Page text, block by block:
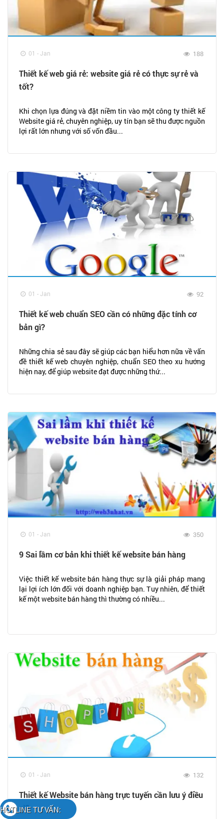
01 - Jan 188
Thiết kế web giá rẻ: website giá rẻ có thực sự rẻ và
tốt?
Khi chọn lựa đúng và đặt niềm tin vào một công ty thiết kế
Website giá rẻ, chuyên nghiệp, uy tín bạn sẽ thu được nguồn
lợi rất lớn nhưng với số vốn đầu...
01 - Jan 92
Thiết kế web chuẩn SEO cần có những đặc tính cơ
bản gì?
Những chia sẻ sau đây sẽ giúp các bạn hiểu hơn nữa về vấn
đề thiết kế web chuyên nghiệp, chuẩn SEO theo xu hướng
hiện nay, để giúp website đạt được những thứ...
01 - Jan 350
9 Sai lầm cơ bản khi thiết kế website bán hàng
Việc thiết kế website bán hàng thực sự là giải pháp mang
lại lợi ích lớn đối với doanh nghiệp bạn. Tuy nhiên, để thiết
kế một website bán hàng thì thường có nhiều...
01 - Jan 132
Thiết kế Website bán hàng trực tuyến cần lưu ý điều
gì?
HOTLINE TƯ VẤN: